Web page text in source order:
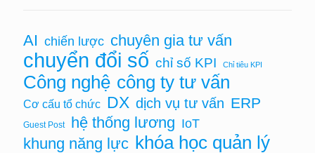
AI chiến lược chuyên gia tư vấn
chuyển đổi số chỉ số KPI Chỉ tiêu KPI
Công nghệ công ty tư vấn
Cơ cấu tổ chức DX dịch vụ tư vấn ERP
Guest Post hệ thống lương IoT
khung năng lực khóa học quản lý